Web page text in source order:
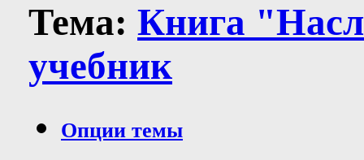
Тема: Книга
учебник
Опции темы